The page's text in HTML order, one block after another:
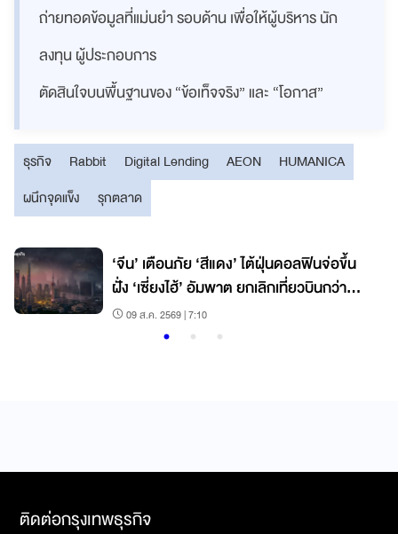
ถ่ายทอดข้อมูลที่แม่นยำ รอบด้าน เพื่อให้ผู้บริหาร นัก
ลงทุน ผู้ประกอบการ
ตัดสินใจบนพื้นฐานของ “ข้อเท็จจริง” และ “โอกาส”
ธุรกิจ Rabbit Digital Lending AEON
HUMANICA
ผนึกจุดแข็ง
รุกตลาด
‘จีน’ เตือนภัย ‘สีแดง’ ไต้ฝุ่นดอลฟินจ่อขึ้น
ฝั่ง ‘เซี่ยงไฮ้’ อัมพาต ยกเลิกเที่ยวบินกว่า
60%09 ส.ค. 2569 | 7:10
ติดต่อกรุงเทพธุรกิจ